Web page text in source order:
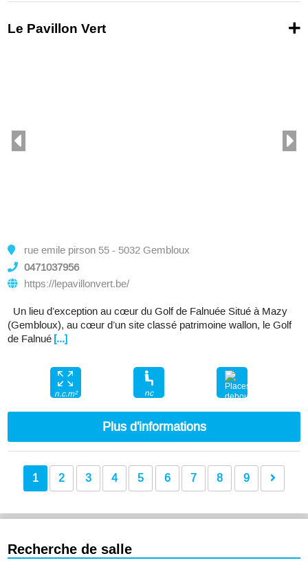
Le Pavillon Vert
rue emile pirson 55 - 5032 Gembloux
0471037956
https://lepavillonvert.be/
Un lieu d’exception au cœur du Golf de Falnuée Situé à Mazy
(Gembloux), au cœur d’un site classé patrimoine wallon, le Golf
de Falnué [...]
n.c.m²
nc
Plus d'informations
1 2 3 4 5 6 7 8 9
Recherche de salle